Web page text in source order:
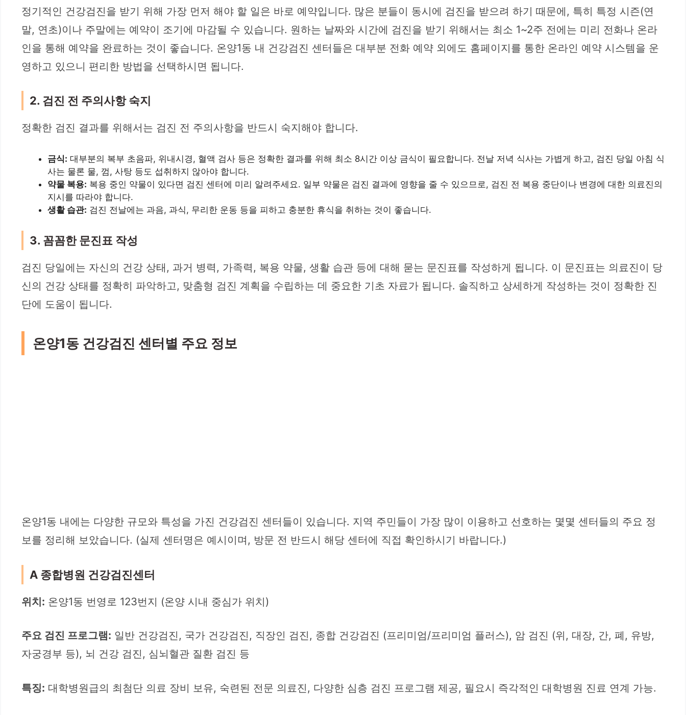
정기적인 건강검진을 받기 위해 가장 먼저 해야 할 일은 바로 예약입니다. 많은 분들이 동시에 검진을 받으려 하기 때문에, 특히 특정 시즌(연
말, 연초)이나 주말에는 예약이 조기에 마감될 수 있습니다. 원하는 날짜와 시간에 검진을 받기 위해서는 최소 1~2주 전에는 미리 전화나 온라
인을 통해 예약을 완료하는 것이 좋습니다. 온양1동 내 건강검진 센터들은 대부분 전화 예약 외에도 홈페이지를 통한 온라인 예약 시스템을 운
영하고 있으니 편리한 방법을 선택하시면 됩니다.
2. 검진 전 주의사항 숙지
정확한 검진 결과를 위해서는 검진 전 주의사항을 반드시 숙지해야 합니다.
금식: 대부분의 복부 초음파, 위내시경, 혈액 검사 등은 정확한 결과를 위해 최소 8시간 이상 금식이 필요합니다. 전날 저녁 식사는 가볍게 하고, 검진 당일 아침 식
사는 물론 물, 껌, 사탕 등도 섭취하지 않아야 합니다.
약물 복용: 복용 중인 약물이 있다면 검진 센터에 미리 알려주세요. 일부 약물은 검진 결과에 영향을 줄 수 있으므로, 검진 전 복용 중단이나 변경에 대한 의료진의
지시를 따라야 합니다.
생활 습관: 검진 전날에는 과음, 과식, 무리한 운동 등을 피하고 충분한 휴식을 취하는 것이 좋습니다.
3. 꼼꼼한 문진표 작성
검진 당일에는 자신의 건강 상태, 과거 병력, 가족력, 복용 약물, 생활 습관 등에 대해 묻는 문진표를 작성하게 됩니다. 이 문진표는 의료진이 당
신의 건강 상태를 정확히 파악하고, 맞춤형 검진 계획을 수립하는 데 중요한 기초 자료가 됩니다. 솔직하고 상세하게 작성하는 것이 정확한 진
단에 도움이 됩니다.
온양1동 건강검진 센터별 주요 정보
온양1동 내에는 다양한 규모와 특성을 가진 건강검진 센터들이 있습니다. 지역 주민들이 가장 많이 이용하고 선호하는 몇몇 센터들의 주요 정
보를 정리해 보았습니다. (실제 센터명은 예시이며, 방문 전 반드시 해당 센터에 직접 확인하시기 바랍니다.)
A 종합병원 건강검진센터
위치: 온양1동 번영로 123번지 (온양 시내 중심가 위치)
주요 검진 프로그램: 일반 건강검진, 국가 건강검진, 직장인 검진, 종합 건강검진 (프리미엄/프리미엄 플러스), 암 검진 (위, 대장, 간, 폐, 유방,
자궁경부 등), 뇌 건강 검진, 심뇌혈관 질환 검진 등
특징: 대학병원급의 최첨단 의료 장비 보유, 숙련된 전문 의료진, 다양한 심층 검진 프로그램 제공, 필요시 즉각적인 대학병원 진료 연계 가능.